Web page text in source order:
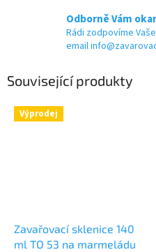
Odborně Vám
Rádi zodpovíme
email
Související produkty
Výprodej
Zavařovací sklenice 140
ml TO 53 na marmeládu